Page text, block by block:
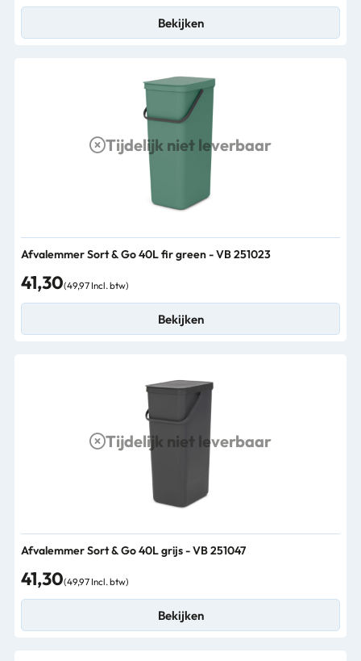
Bekijken
Tijdelijk niet leverbaar
Afvalemmer Sort & Go 40L fir green - VB 251023
41,30(49,97 Incl. btw)
Bekijken
Tijdelijk niet leverbaar
Afvalemmer Sort & Go 40L grijs - VB 251047
41,30(49,97 Incl. btw)
Bekijken